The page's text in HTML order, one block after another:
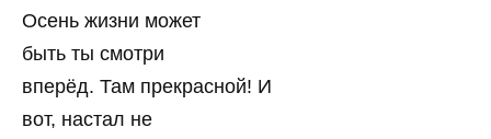
Осень жизни может
быть ты смотри
вперёд. Там прекрасной! И
вот, настал не